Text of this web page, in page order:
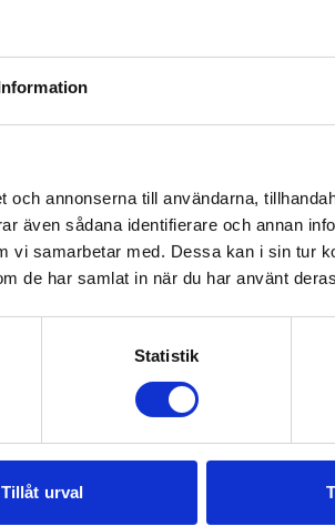
annonserna till användarna,
även sådana identifierare och annan
vi samarbetar med. Dessa kan i sin tur
de har samlat in när du har använt
Statistik
Tillåt urval
också gillar